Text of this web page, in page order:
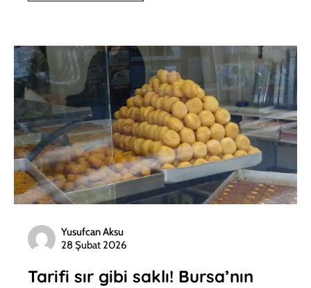
Yusufcan Aksu
28 Şubat 2026
Tarifi sır gibi saklı! Bursa’nın